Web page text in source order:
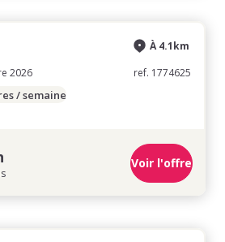
2026
À 4.1km
ref. 1774625
/ semaine
Voir l'offre